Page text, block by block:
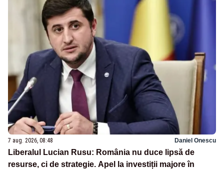
7 aug. 2026, 08:48 Daniel Onescu
Liberalul Lucian Rusu: România nu duce lipsă de
resurse, ci de strategie. Apel la investiții majore în